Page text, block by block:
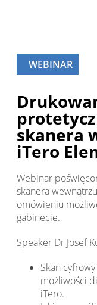
WEBINAR
skanera
iTero
Webinar
skanera
omówieniu
gabinecie.
Speaker Dr Josef
Skan
możliwości
iTero.